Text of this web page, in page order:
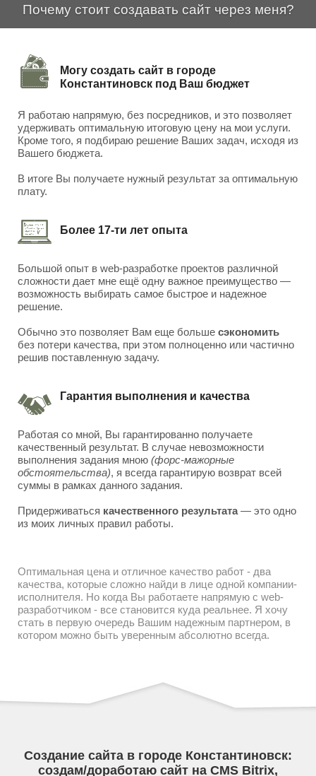
Почему стоит создавать сайт через меня?
Могу создать сайт в городе
Константиновск под Ваш бюджет
Я работаю напрямую, без посредников, и это позволяет
удерживать оптимальную итоговую цену на мои услуги.
Кроме того, я подбираю решение Ваших задач, исходя из
Вашего бюджета.
В итоге Вы получаете нужный результат за оптимальную
плату.
Более 17-ти лет опыта
Большой опыт в web-разработке проектов различной
сложности дает мне ещё одну важное преимущество —
возможность выбирать самое быстрое и надежное
решение.
Обычно это позволяет Вам еще больше сэкономить
без потери качества, при этом полноценно или частично
решив поставленную задачу.
Гарантия выполнения и качества
Работая со мной, Вы гарантированно получаете
качественный результат. В случае невозможности
выполнения задания мною (форс-мажорные
обстоятельства), я всегда гарантирую возврат всей
суммы в рамках данного задания.
Придерживаться качественного результата— это одно
из моих личных правил работы.
Оптимальная цена и отличное качество работ - два
качества, которые сложно найди в лице одной компании-
исполнителя. Но когда Вы работаете напрямую с web-
разработчиком - все становится куда реальнее. Я хочу
стать в первую очередь Вашим надежным партнером, в
котором можно быть уверенным абсолютно всегда.
Создание сайта в городе Константиновск:
создам/доработаю сайт на CMS Bitrix,